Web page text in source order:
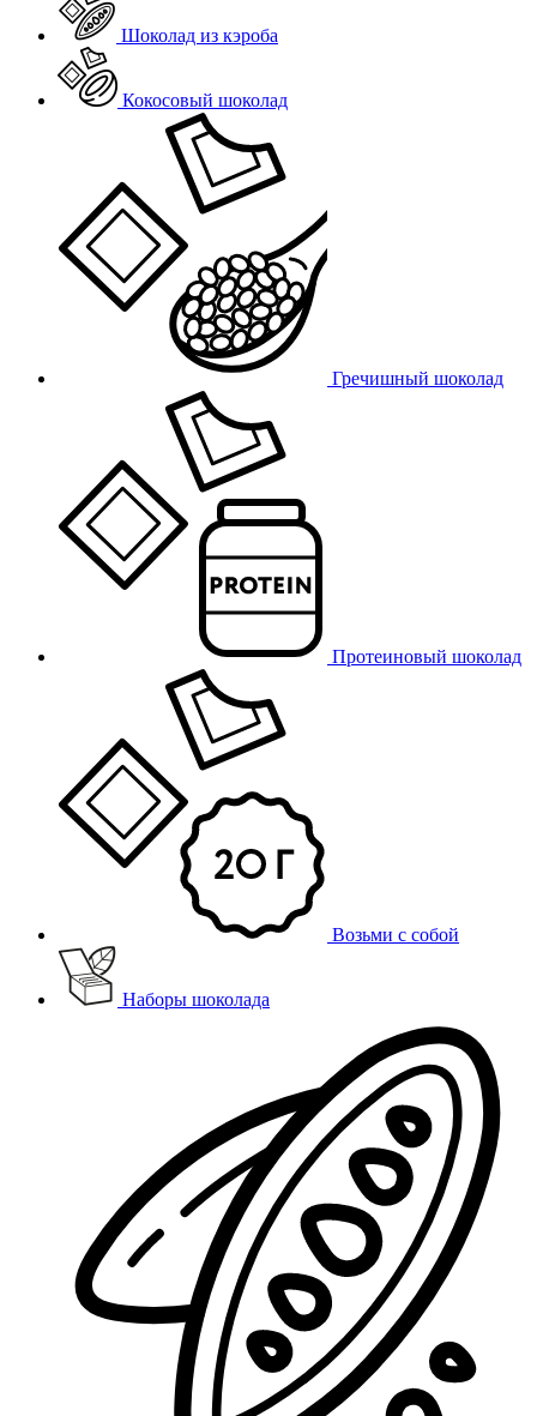
Шоколад из кэроба
Кокосовый шоколад
Гречишный шоколад
Протеиновый шоколад
Возьми с собой
Наборы шоколада